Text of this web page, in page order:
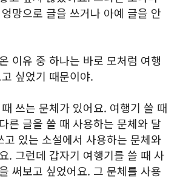
망으로 글을 쓰거나 아예 글을 안
이유 중 하나는 바로 모처럼 여행
싶었기 때문이야.
쓰는 문체가 있어요. 여행기 쓸 때
른 글을 쓸 때 사용하는 문체와 달
고 있는 소설에서 사용하는 문체와
. 그런데 갑자기 여행기를 쓸 때 사
써보고 싶었어요. 그 문체를 사용